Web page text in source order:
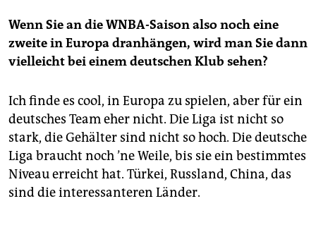
Wenn Sie an die WNBA-Saison also noch eine
zweite in Europa dranhängen, wird man Sie dann
vielleicht bei einem deutschen Klub sehen?
Ich finde es cool, in Europa zu spielen, aber für ein
deutsches Team eher nicht. Die Liga ist nicht so
stark, die Gehälter sind nicht so hoch. Die deutsche
Liga braucht noch ’ne Weile, bis sie ein bestimmtes
Niveau erreicht hat. Türkei, Russland, China, das
sind die interessanteren Länder.